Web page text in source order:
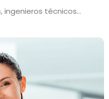
ingenieros técnicos…